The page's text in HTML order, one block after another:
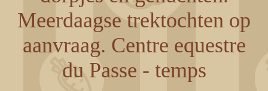
Meerdaagse trektochten op
aanvraag. Centre equestre
du Passe - temps